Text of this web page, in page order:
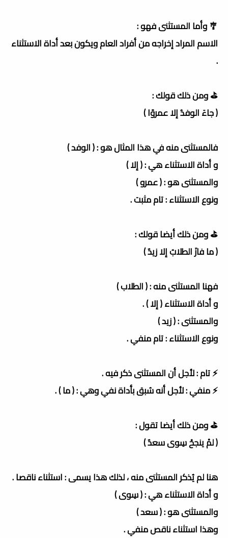
🎐 وأما المستثنى فهو :
الاسم المراد إخراجه من أفراد العام ويكون بعد أداة الاستثناء
.
⛳️ ومن ذلك قولك :
( جاءَ الوفدُ إلا عمروًا )
فالمستثنى منه في هذا المثال هو : ( الوفد )
و أداة الاستثناء هي : ( إلا )
والمستثنى هو : ( عمرو )
ونوع الاستثناء : تام مثبت .
⛳️ ومن ذلك أيضا قولك :
( ما فازَ الطلابُ إلا زيدٌ )
فهنا المستثنى منه : ( الطلاب )
و أداة الاستثناء ( إلا ) .
والمستثنى : ( زيد )
ونوع الاستثناء : تام منفي .
⚡️ تام : لأجل أن المستثنى ذكر فيه .
⚡️ منفي : لأجل أنه سُبق بأداة نفي وهي : ( ما ) .
⛳️ ومن ذلك أيضا تقول :
( لمْ ينجحْ سِوى سعدٌ )
هنا لم يُذكر المستثنى منه ، لذلك هذا يسمى : استثناء ناقصا .
و أداة الاستثناء هي : ( سِوى )
والمستثنى هو : ( سعد )
وهذا استثناء ناقص منفي .